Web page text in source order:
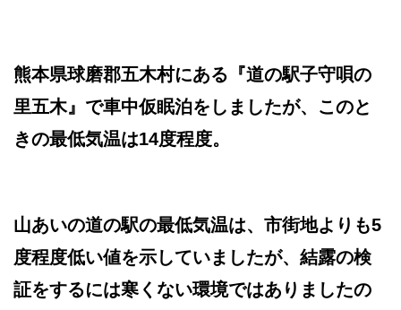
熊本県球磨郡五木村にある『道の駅子守唄の
里五木』で車中仮眠泊をしましたが、このと
きの最低気温は14度程度。
山あいの道の駅の最低気温は、市街地よりも5
度程度低い値を示していましたが、結露の検
証をするには寒くない環境ではありましたの